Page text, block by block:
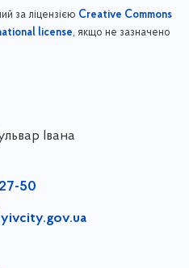
за ліцензією Creative Commons
license, якщо не зазначено
Івана
50